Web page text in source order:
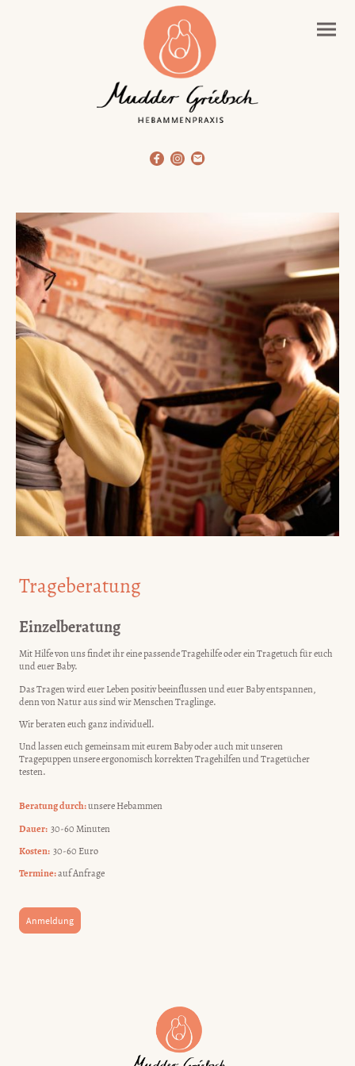
Trageberatung
Einzelberatung
Mit Hilfe von uns findet ihr eine passende Tragehilfe oder ein Tragetuch für euch
und euer Baby.
Das Tragen wird euer Leben positiv beeinflussen und euer Baby entspannen,
denn von Natur aus sind wir Menschen Traglinge.
Wir beraten euch ganz individuell.
Und lassen euch gemeinsam mit eurem Baby oder auch mit unseren
Tragepuppen unsere ergonomisch korrekten Tragehilfen und Tragetücher
testen.
Beratung durch:unsere Hebammen
Dauer: 30-60 Minuten
Kosten: 30-60 Euro
Termine:auf Anfrage
Anmeldung